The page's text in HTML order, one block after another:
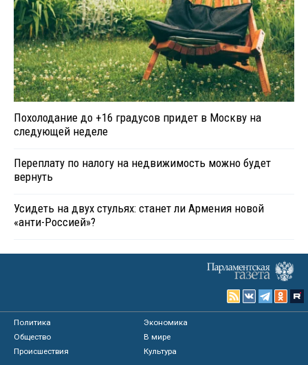
Похолодание до +16 градусов придет в Москву на
следующей неделе
Переплату по налогу на недвижимость можно будет
вернуть
Усидеть на двух стульях: станет ли Армения новой
«анти-Россией»?
Политика
Экономика
Общество
В мире
Происшествия
Культура